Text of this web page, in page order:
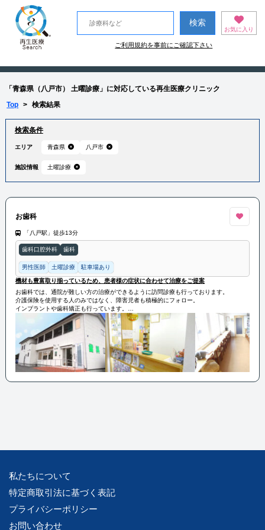
お気に入り
ご利用規約を事前にご確認下さい
「青森県（八戸市） 土曜診療」に対応している再生医療クリニック
Top > 検索結果
検索条件
エリア 青森県 八戸市
施設情報 土曜診療
お歯科
「八戸駅」徒歩13分
歯科口腔外科 歯科
男性医師 土曜診療 駐車場あり
機材も豊富取り揃っているため、患者様の症状に合わせて治療をご提案
お歯科では、通院が難しい方の治療ができるように訪問診療も行っております。
介護保険を使用する人のみではなく、障害児者も積極的にフォロー。
インプラントや歯科矯正も行っています。
機材も豊富取り揃っているため、患者様の症状に合わせて治療をご提案いたします。
私たちについて
特定商取引法に基づく表記
プライバシーポリシー
お問い合わせ